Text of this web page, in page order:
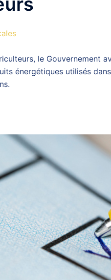
le Gouvernement
énergétiques utilisés